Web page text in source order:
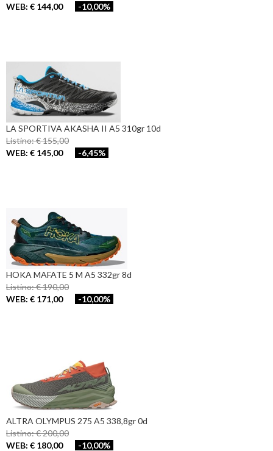
WEB: € 144,00
-10,00%
LA SPORTIVA AKASHA II A5 310gr 10d
Listino: € 155,00
WEB: € 145,00
-6,45%
HOKA MAFATE 5 M A5 332gr 8d
Listino: € 190,00
WEB: € 171,00
-10,00%
ALTRA OLYMPUS 275 A5 338,8gr 0d
Listino: € 200,00
WEB: € 180,00
-10,00%